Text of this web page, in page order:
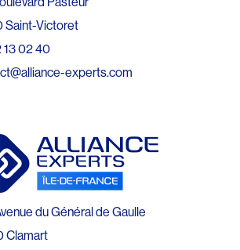
Saint-Victoret
13 02 40
experts.com
du Général de Gaulle
Clamart